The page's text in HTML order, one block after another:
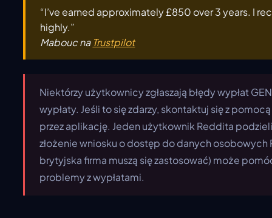
“I’ve earned approximately £850 over 3 years. I
highly.”
Mabouc na Trustpilot
Niektórzy użytkownicy zgłaszają błędy wypłat
wypłaty. Jeśli to się zdarzy, skontaktuj się z
przez aplikację. Jeden użytkownik Reddita
złożenie wniosku o dostęp do danych osobowych
brytyjska firma muszą się zastosować) może
problemy z wypłatami.